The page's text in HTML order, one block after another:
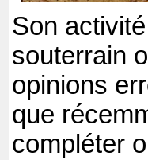
Son
souterrain
opinions
que
compléter